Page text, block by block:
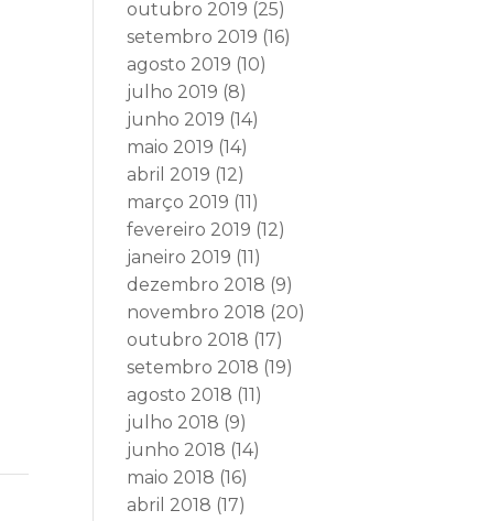
outubro 2019 (25)
setembro 2019 (16)
agosto 2019 (10)
julho 2019 (8)
junho 2019 (14)
maio 2019 (14)
abril 2019 (12)
março 2019 (11)
fevereiro 2019 (12)
janeiro 2019 (11)
dezembro 2018 (9)
novembro 2018 (20)
outubro 2018 (17)
setembro 2018 (19)
agosto 2018 (11)
julho 2018 (9)
junho 2018 (14)
maio 2018 (16)
abril 2018 (17)